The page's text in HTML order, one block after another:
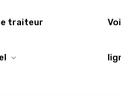
traiteur